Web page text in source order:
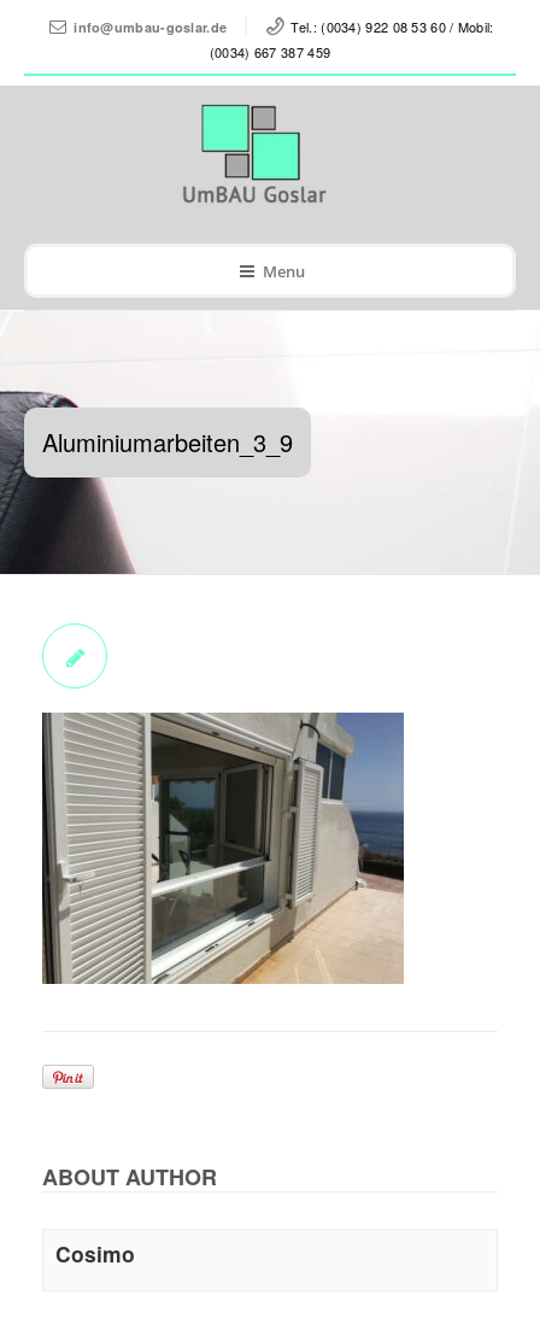
info@umbau-goslar.de
Tel.: (0034) 922 08 53 60 / Mobil:
(0034) 667 387 459
Menu
Aluminiumarbeiten_3_9
ABOUT AUTHOR
Cosimo